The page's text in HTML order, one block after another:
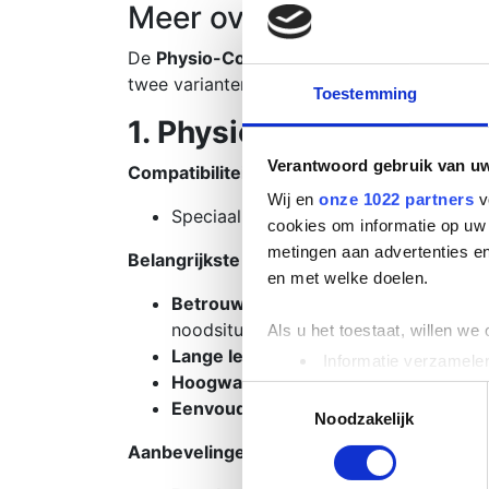
Toestemming
Verantwoord gebruik van
Wij en onze 1022 partners
cookies om informatie op
metingen aan advertenties
en met welke doelen.
Als u het toestaat, willen we
Informatie
Uw apparaat
Lees meer over hoe uw
toestemming op elk
Toestemmingsselectie
Noodzakelijk
Meer over dit product
De Physio-Control Batterijis essentieel
twee varianten, elk specifiek ontworpen
1. Physio-Control
Compatibiliteit
Speciaal ontworpen voor de
Lifepak
Belangrijkste kenmerken:
Betrouwbare energiebron
noodsituaties.
Lange levensduur
: De batterij heeft
Hoogwaardige kwaliteit: Gemaakt
Eenvoudige installatie : Kan snel en
Aanbevelingen voor gebruik: